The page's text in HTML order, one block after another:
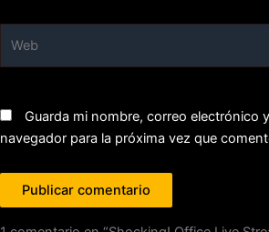
Guarda mi nombre, correo electrónico
navegador para la próxima vez que